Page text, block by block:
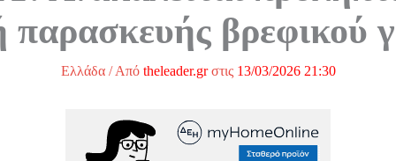
παρασκευής βρεφικού
Ελλάδα/ Από theleader.grστις 13/03/2026 21:30